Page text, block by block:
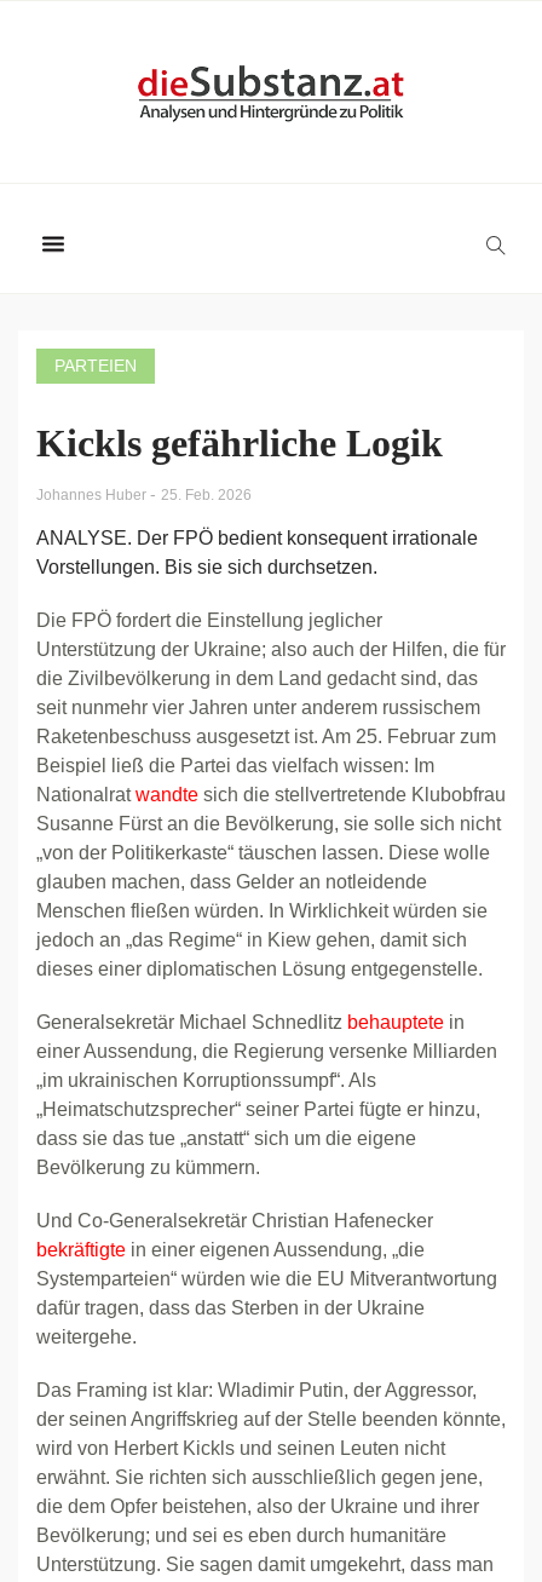
PARTEIEN
Kickls gefährliche Logik
Johannes Huber - 25. Feb. 2026
ANALYSE. Der FPÖ bedient konsequent irrationale
Vorstellungen. Bis sie sich durchsetzen.
Die FPÖ fordert die Einstellung jeglicher
Unterstützung der Ukraine; also auch der Hilfen, die für
die Zivilbevölkerung in dem Land gedacht sind, das
seit nunmehr vier Jahren unter anderem russischem
Raketenbeschuss ausgesetzt ist. Am 25. Februar zum
Beispiel ließ die Partei das vielfach wissen: Im
Nationalratwandte sich die stellvertretende Klubobfrau
Susanne Fürst an die Bevölkerung, sie solle sich nicht
„von der Politikerkaste“ täuschen lassen. Diese wolle
glauben machen, dass Gelder an notleidende
Menschen fließen würden. In Wirklichkeit würden sie
jedoch an „das Regime“ in Kiew gehen, damit sich
dieses einer diplomatischen Lösung entgegenstelle.
Generalsekretär Michael Schnedlitz behauptete in
einer Aussendung, die Regierung versenke Milliarden
„im ukrainischen Korruptionssumpf“. Als
„Heimatschutzsprecher“ seiner Partei fügte er hinzu,
dass sie das tue „anstatt“ sich um die eigene
Bevölkerung zu kümmern.
Und Co-Generalsekretär Christian Hafenecker
bekräftigte in einer eigenen Aussendung, „die
Systemparteien“ würden wie die EU Mitverantwortung
dafür tragen, dass das Sterben in der Ukraine
weitergehe.
Das Framing ist klar: Wladimir Putin, der Aggressor,
der seinen Angriffskrieg auf der Stelle beenden könnte,
wird von Herbert Kickls und seinen Leuten nicht
erwähnt. Sie richten sich ausschließlich gegen jene,
die dem Opfer beistehen, also der Ukraine und ihrer
Bevölkerung; und sei es eben durch humanitäre
Unterstützung. Sie sagen damit umgekehrt, dass man